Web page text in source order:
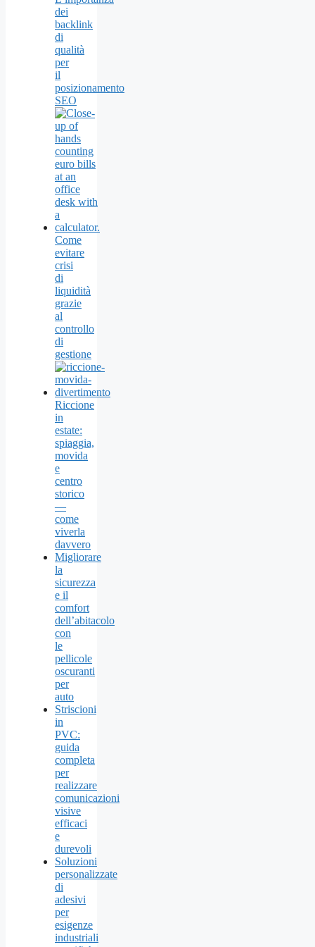
dei
backlink
di
qualità
per
il
posizionamento
SEO
Come
evitare
crisi
di
liquidità
grazie
al
controllo
di
gestione
Riccione
in
estate:
spiaggia,
movida
e
centro
storico
—
come
viverla
davvero
Migliorare
la
sicurezza
e il
comfort
dell’abitacolo
con
le
pellicole
oscuranti
per
auto
Striscioni
in
PVC:
guida
completa
per
realizzare
comunicazioni
visive
efficaci
e
durevoli
Soluzioni
personalizzate
di
adesivi
per
esigenze
industriali